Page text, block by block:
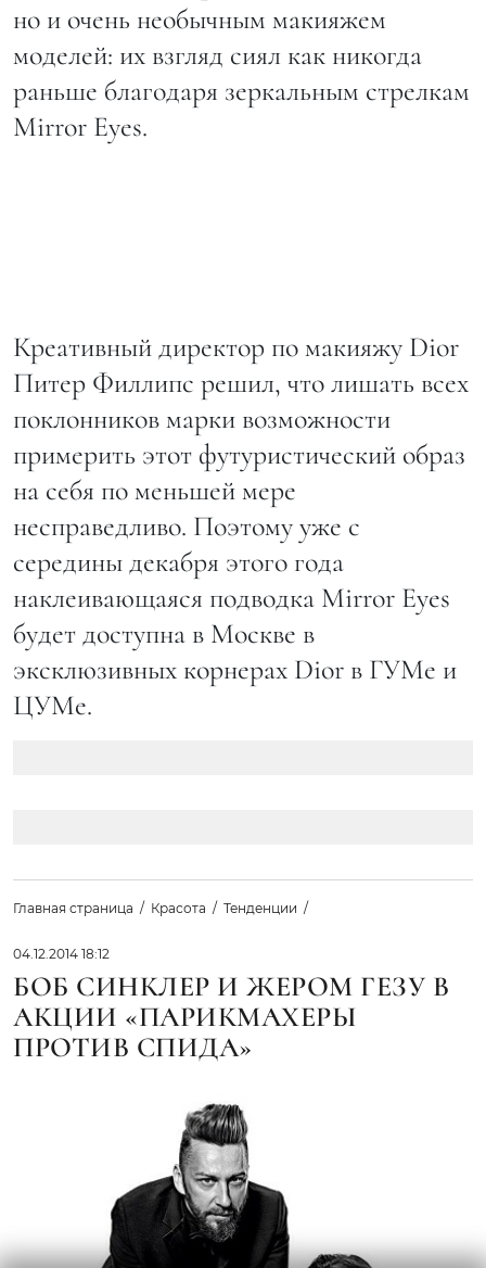
но и очень необычным макияжем
моделей: их взгляд сиял как никогда
раньше благодаря зеркальным стрелкам
Mirror Eyes.
Креативный директор по макияжу Dior
Питер Филлипс решил, что лишать всех
поклонников марки возможности
примерить этот футуристический образ
на себя по меньшей мере
несправедливо. Поэтому уже с
середины декабря этого года
наклеивающаяся подводка Mirror Еyes
будет доступна в Москве в
эксклюзивных корнерах Dior в ГУМе и
ЦУМе.
Главная страница Красота Тенденции
04.12.2014 18:12
БОБ СИНКЛЕР И ЖЕРОМ ГЕЗУ В
АКЦИИ «ПАРИКМАХЕРЫ
ПРОТИВ СПИДА»